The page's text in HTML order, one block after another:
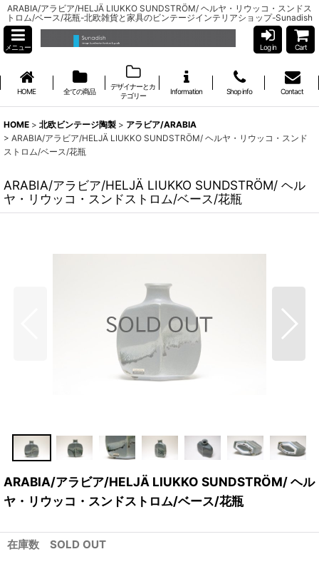
ARABIA/アラビア/HELJÄ LIUKKO SUNDSTRÖM/ ヘルヤ・リウッコ・スンドス
トロム/ベース/花瓶-北欧雑貨と家具のビンテージインテリアショップ-Sunadish
メニュー Log in Cart
HOME 全ての商品
デザイナーとカ
テゴリー
Information Shop info Contact
HOME > 北欧ビンテージ陶製 > アラビア/ARABIA
> ARABIA/アラビア/HELJÄ LIUKKO SUNDSTRÖM/ ヘルヤ・リウッコ・スンド
ストロム/ベース/花瓶
ARABIA/アラビア/HELJÄ LIUKKO SUNDSTRÖM/ ヘル
ヤ・リウッコ・スンドストロム/ベース/花瓶
ARABIA/アラビア/HELJÄ LIUKKO SUNDSTRÖM/ ヘル
ヤ・リウッコ・スンドストロム/ベース/花瓶
在庫数 SOLD OUT